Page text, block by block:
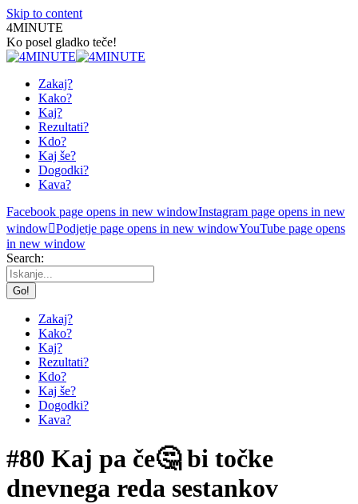
Skip to content
4MINUTE
Ko posel gladko teče!
Zakaj?
Kako?
Kaj?
Rezultati?
Kdo?
Kaj še?
Dogodki?
Kava?
Facebook page opens in new windowInstagram page opens in new
window Podjetje page opens in new windowYouTube page opens
in new window
Search:
Zakaj?
Kako?
Kaj?
Rezultati?
Kdo?
Kaj še?
Dogodki?
Kava?
#80 Kaj pa če🤔 bi točke
dnevnega reda sestankov